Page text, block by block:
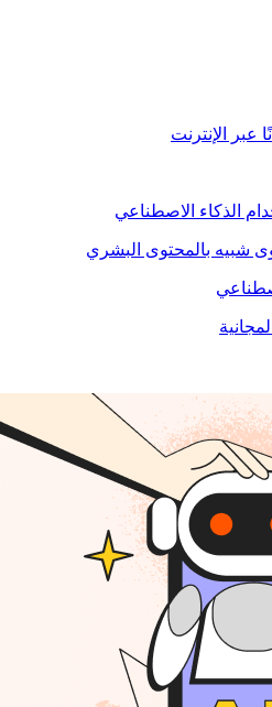
الذكاء الاصطناعي
شبيه بالمحتوى البشري